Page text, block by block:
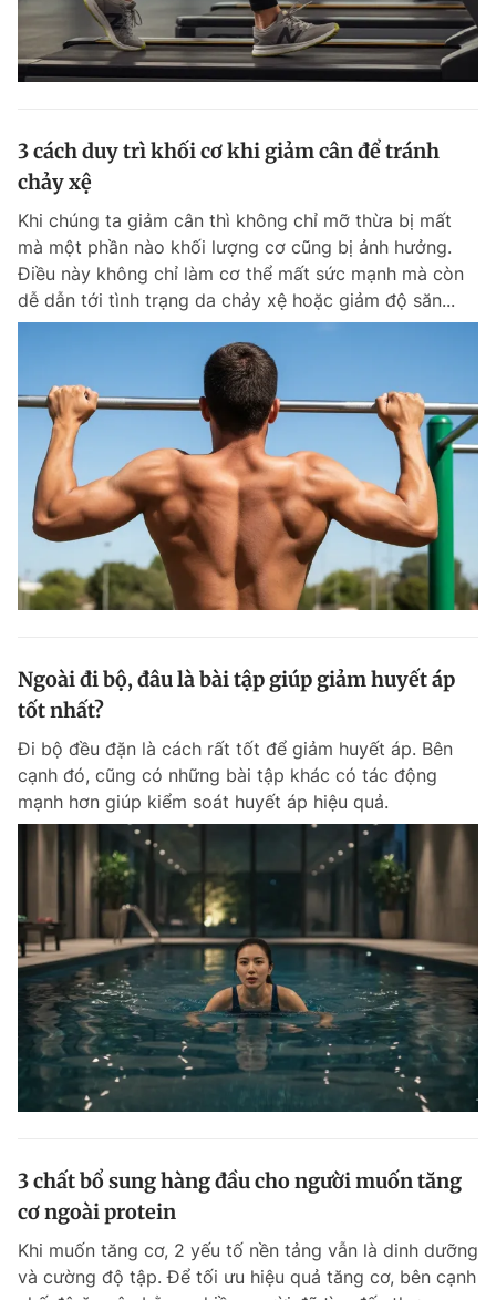
3 cách duy trì khối cơ khi giảm cân để tránh
chảy xệ
Khi chúng ta giảm cân thì không chỉ mỡ thừa bị mất
mà một phần nào khối lượng cơ cũng bị ảnh hưởng.
Điều này không chỉ làm cơ thể mất sức mạnh mà còn
dễ dẫn tới tình trạng da chảy xệ hoặc giảm độ săn...
Ngoài đi bộ, đâu là bài tập giúp giảm huyết áp
tốt nhất?
Đi bộ đều đặn là cách rất tốt để giảm huyết áp. Bên
cạnh đó, cũng có những bài tập khác có tác động
mạnh hơn giúp kiểm soát huyết áp hiệu quả.
3 chất bổ sung hàng đầu cho người muốn tăng
cơ ngoài protein
Khi muốn tăng cơ, 2 yếu tố nền tảng vẫn là dinh dưỡng
và cường độ tập. Để tối ưu hiệu quả tăng cơ, bên cạnh